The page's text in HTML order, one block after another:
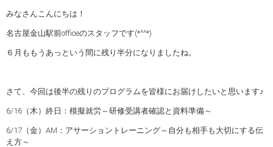
みなさんこんにちは！
名古屋金山駅前officeのスタッフです(*^^*)
６月ももうあっという間に残り半分になりましたね。
さて、今回は後半の残りのプログラムを皆様にお届けしたいと思います♪
6/16（木）終日：模擬就労～研修受講者確認と資料準備～
6/17（金）AM：アサーショントレーニング～自分も相手も大切にする伝
え方～